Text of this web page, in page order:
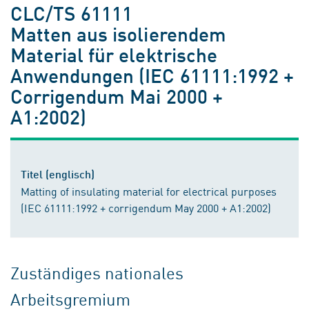
CLC/TS 61111
Matten aus isolierendem
Material für elektrische
Anwendungen (IEC 61111:1992 +
Corrigendum Mai 2000 +
A1:2002)
Titel (englisch)
Matting of insulating material for electrical purposes
(IEC 61111:1992 + corrigendum May 2000 + A1:2002)
Zuständiges nationales
Arbeitsgremium